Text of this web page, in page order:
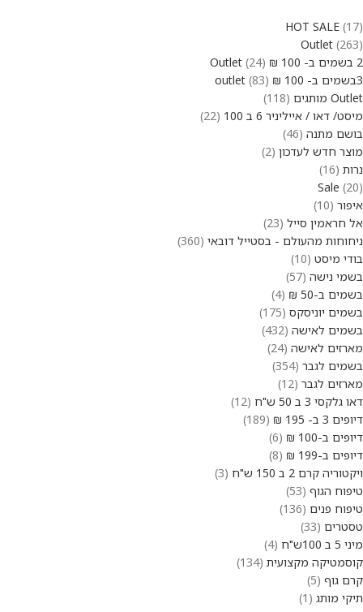
HOT SALE 17
Outlet 263
2 בשמים ב- 100 ₪ Outlet
24
3בשמים ב- 100 ₪ outlet
83
Outlet מותגים
118
מיסט/ דאו / אייליניר 6 ב 100
22
בושם מתנה 46
מוצר חדש לעדכון 2
נרות 16
Sale 20
איפור 10
אל חראמין סייל 23
ניחוחות מהעולם - בסטייל דובאי 360
בודי מיסט 10
בשמי נישה 57
בשמים ב-50 ₪
4
בשמים יוניסקס 175
בשמים לאישה 432
מארזים לאישה 24
בשמים לגבר 354
מארזים לגבר 12
דאו גלקסי 3 ב 50 ש"ח
12
דיופים 3 ב- 195 ₪
189
דיופים ב-100 ₪
6
דיופים ב-199 ₪
8
ויקטוריה קרם 2 ב 150 ש"ח
3
טיפוח הגוף 53
טיפוח פנים 136
טסטרים 33
מיני 5 ב 100ש"ח
4
קוסמטיקה מקצועית 134
קרם גוף 5
תיקי מותג
1